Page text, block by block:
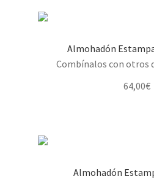
Almohadón
Combínalos con otros
64,00€
Almohadón